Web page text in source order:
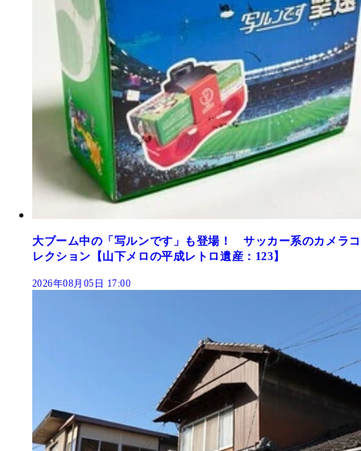
大ブーム中の「写ルンです」も登場！ サッカー系のカメラコ
レクション【山下メロの平成レトロ遺産：123】
2026年08月05日 17:00